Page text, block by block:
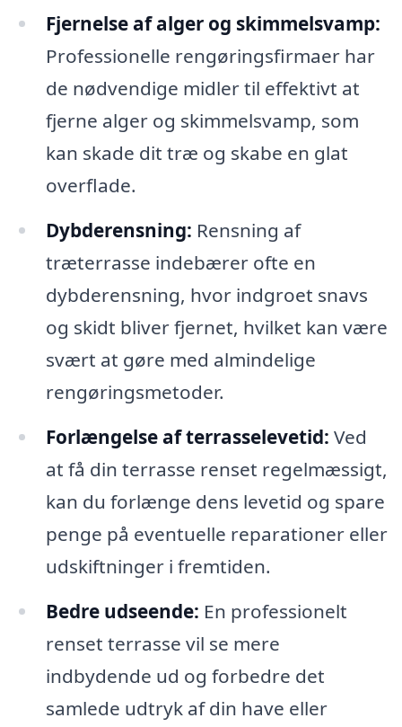
Fjernelse af alger og skimmelsvamp:
Professionelle rengøringsfirmaer har
de nødvendige midler til effektivt at
fjerne alger og skimmelsvamp, som
kan skade dit træ og skabe en glat
overflade.
Dybderensning: Rensning af
træterrasse indebærer ofte en
dybderensning, hvor indgroet snavs
og skidt bliver fjernet, hvilket kan være
svært at gøre med almindelige
rengøringsmetoder.
Forlængelse af terrasselevetid: Ved
at få din terrasse renset regelmæssigt,
kan du forlænge dens levetid og spare
penge på eventuelle reparationer eller
udskiftninger i fremtiden.
Bedre udseende: En professionelt
renset terrasse vil se mere
indbydende ud og forbedre det
samlede udtryk af din have eller